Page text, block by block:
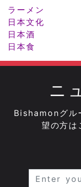
ラーメン
日本文化
日本酒
日本食
ニ
Bishamonグル
望の方は